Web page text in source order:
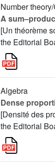
Number
A
[Un théorème
the Editorial
Algebra
Dense
[Densité des
the Editorial